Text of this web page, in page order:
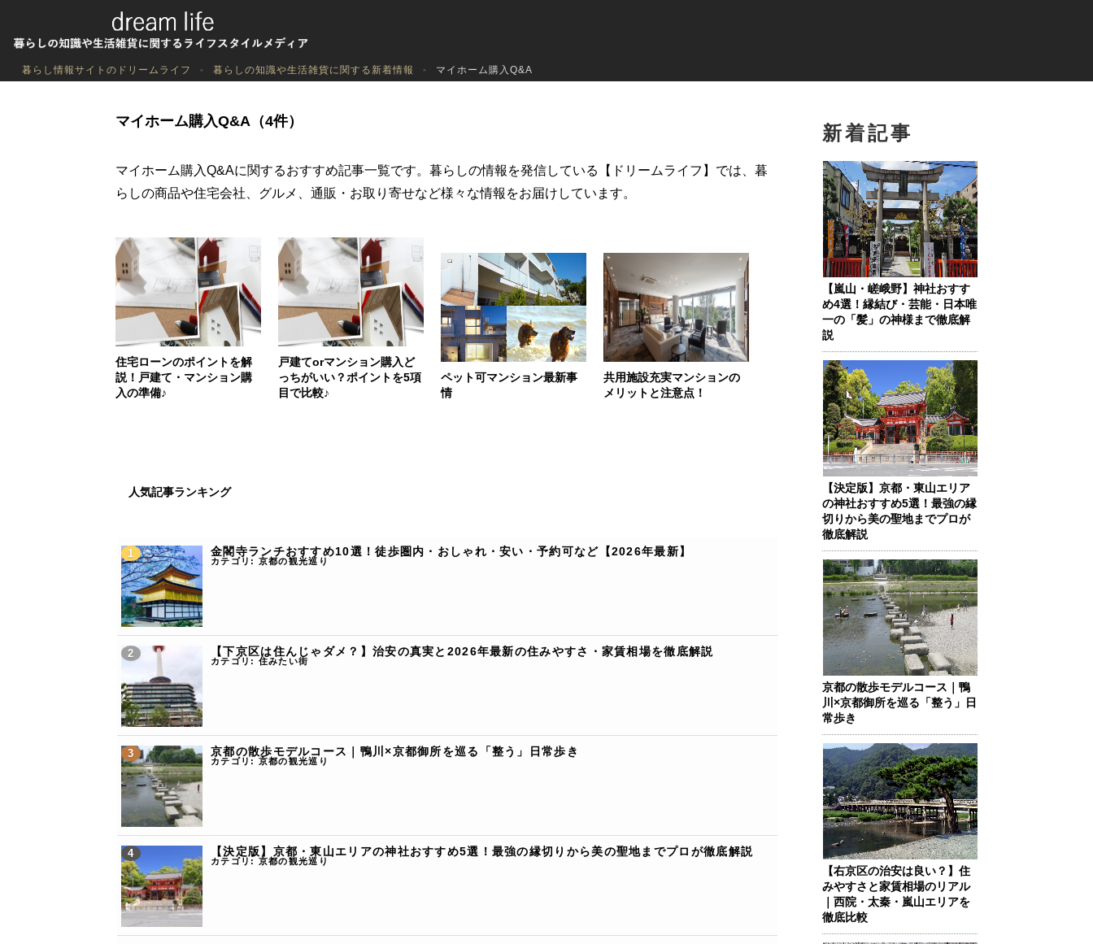
暮らし情報サイトのドリームライフ 暮らしの知識や生活雑貨に関する新着情報 マイホーム購入Q&A
マイホーム購入Q&A（4件）
マイホーム購入Q&Aに関するおすすめ記事一覧です。暮らしの情報を発信している【ドリームライフ】では、暮
らしの商品や住宅会社、グルメ、通販・お取り寄せなど様々な情報をお届けしています。
住宅ローンのポイントを解
説！戸建て・マンション購
入の準備♪
戸建てorマンション購入ど
っちがいい？ポイントを5項
目で比較♪
ペット可マンション最新事
情
共用施設充実マンションの
メリットと注意点！
人気記事ランキング
金閣寺ランチおすすめ10選！徒歩圏内・おしゃれ・安い・予約可など【2026年最新】
カテゴリ: 京都の観光巡り
【下京区は住んじゃダメ？】治安の真実と2026年最新の住みやすさ・家賃相場を徹底解説
カテゴリ: 住みたい街
京都の散歩モデルコース｜鴨川×京都御所を巡る「整う」日常歩き
カテゴリ: 京都の観光巡り
【決定版】京都・東山エリアの神社おすすめ5選！最強の縁切りから美の聖地までプロが徹底解説
カテゴリ: 京都の観光巡り
新着記事
【嵐山・嵯峨野】神社おすす
め4選！縁結び・芸能・日本唯
一の「髪」の神様まで徹底解
説
【決定版】京都・東山エリア
の神社おすすめ5選！最強の縁
切りから美の聖地までプロが
徹底解説
京都の散歩モデルコース｜鴨
川×京都御所を巡る「整う」日
常歩き
【右京区の治安は良い？】住
みやすさと家賃相場のリアル
｜西院・太秦・嵐山エリアを
徹底比較